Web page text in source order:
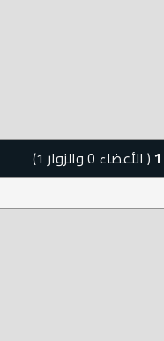
( الأعضاء 0 والزوار 1)